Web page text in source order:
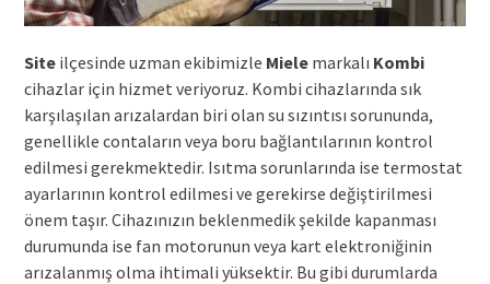
Siteilçesinde uzman ekibimizle Mielemarkalı Kombi
cihazlar için hizmet veriyoruz. Kombi cihazlarında sık
karşılaşılan arızalardan biri olan su sızıntısı sorununda,
genellikle contaların veya boru bağlantılarının kontrol
edilmesi gerekmektedir. Isıtma sorunlarında ise termostat
ayarlarının kontrol edilmesi ve gerekirse değiştirilmesi
önem taşır. Cihazınızın beklenmedik şekilde kapanması
durumunda ise fan motorunun veya kart elektroniğinin
arızalanmış olma ihtimali yüksektir. Bu gibi durumlarda